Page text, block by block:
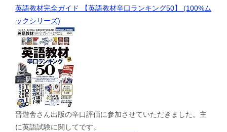
英語教材完全ガイド 【英語教材辛口ランキング50】 (100%ム
ックシリーズ)
晋遊舎さん出版の辛口評価に参加させていただきました。主
に英語試験に関してです。